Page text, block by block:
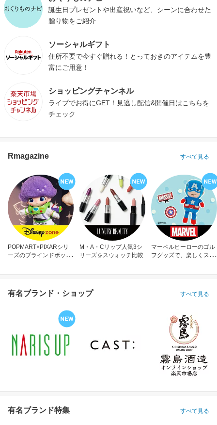
誕生日プレゼントや出産祝いなど、シーンに合わせた
贈り物をご紹介
ソーシャルギフト
住所不要で今すぐ贈れる！とっておきのアイテムを豊
富にご用意！
ショッピングチャンネル
ライブでお得にGET！見逃し配信&開催日はこちらを
チェック
Rmagazine すべて見る
POPMART×PIXARシリ
ーズのブラインドボック
M・A・Cリップ人気3シ
リーズをスウォッチ比較
マーベルヒーローのゴル
フグッズで、楽しくスコ
有名ブランド・ショップ すべて見る
有名ブランド特集 すべて見る